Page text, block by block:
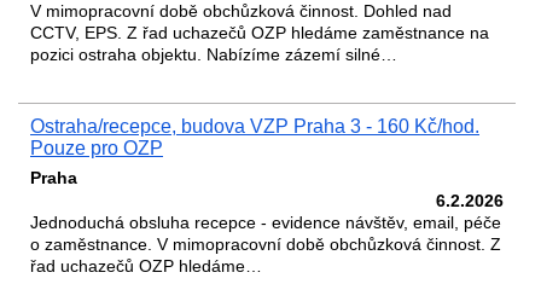
V mimopracovní době obchůzková činnost. Dohled nad
CCTV, EPS. Z řad uchazečů OZP hledáme zaměstnance na
pozici ostraha objektu. Nabízíme zázemí silné…
Ostraha/recepce, budova VZP Praha 3 - 160 Kč/hod.
Pouze pro OZP
Praha
6.2.2026
Jednoduchá obsluha recepce - evidence návštěv, email, péče
o zaměstnance. V mimopracovní době obchůzková činnost. Z
řad uchazečů OZP hledáme…